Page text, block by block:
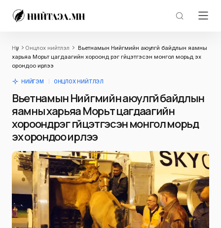
Нүүр Онцлох нийтлэл
Вьетнамын Нийгмийн аюулгүй байдлын яамны
харьяа Морьт цагдаагийн хороонд үүрэг гүйцэтгэсэн монгол морьд эх
орондоо ирлээ
НИЙГЭМ ОНЦЛОХ НИЙТЛЭЛ
Вьетнамын Нийгмийн аюулгүй байдлын
яамны харьяа Морьт цагдаагийн
хороонд үүрэг гүйцэтгэсэн монгол морьд
эх орондоо ирлээ